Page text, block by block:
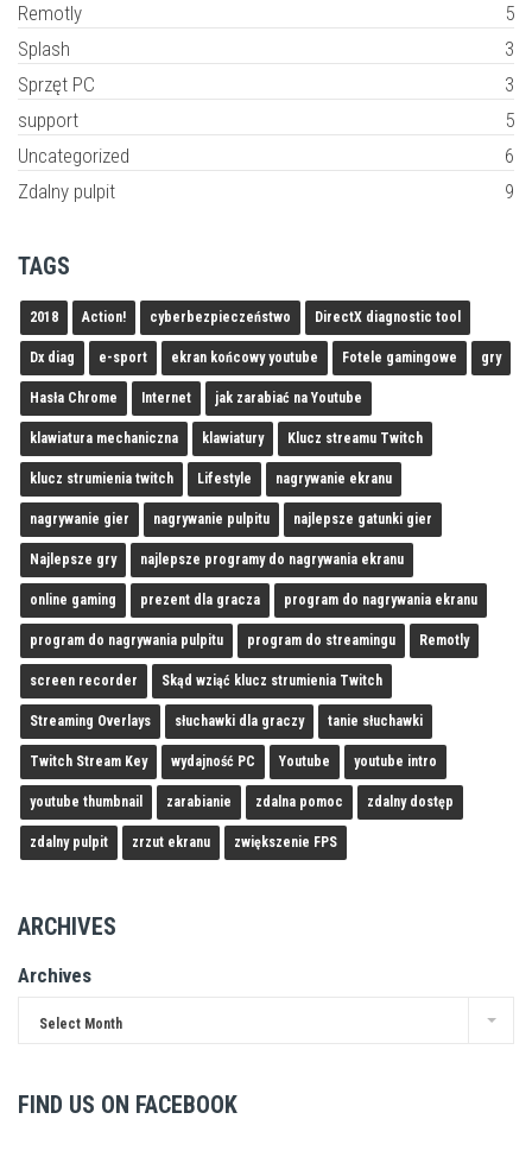
Remotly
5
Splash
3
Sprzęt PC
3
support
5
Uncategorized
6
Zdalny pulpit
9
TAGS
2018 Action! cyberbezpieczeństwo DirectX diagnostic tool
Dx diag e-sport ekran końcowy youtube Fotele gamingowe gry
Hasła Chrome Internet jak zarabiać na Youtube
klawiatura mechaniczna klawiatury Klucz streamu Twitch
klucz strumienia twitch Lifestyle nagrywanie ekranu
nagrywanie gier nagrywanie pulpitu najlepsze gatunki gier
Najlepsze gry najlepsze programy do nagrywania ekranu
online gaming prezent dla gracza program do nagrywania ekranu
program do nagrywania pulpitu program do streamingu Remotly
screen recorder Skąd wziąć klucz strumienia Twitch
Streaming Overlays słuchawki dla graczy tanie słuchawki
Twitch Stream Key wydajność PC Youtube youtube intro
youtube thumbnail zarabianie zdalna pomoc zdalny dostęp
zdalny pulpit zrzut ekranu zwiększenie FPS
ARCHIVES
Archives
Select Month
FIND US ON FACEBOOK